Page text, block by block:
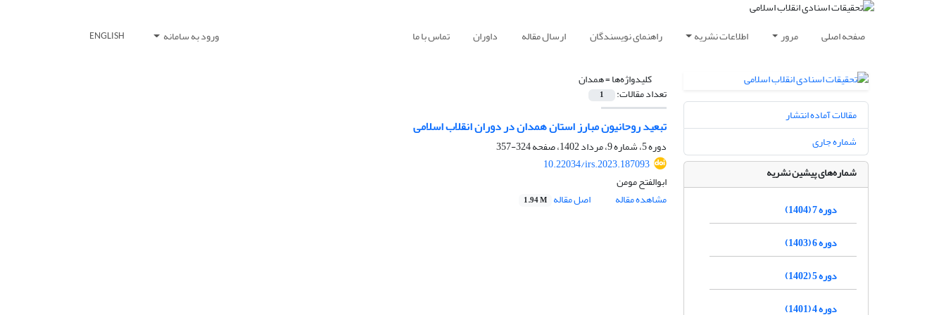
صفحه اصلی مرور اطلاعات نشریه راهنمای نویسندگان ارسال مقاله داوران تماس با ما ورود به سامانه ENGLISH
کلیدواژه‌ها =همدان
تعداد مقالات: 1
تبعید روحانیون مبارز استان همدان در دوران انقلاب اسلامی
دوره 5، شماره 9، مرداد 1402، صفحه
324-357
10.22034/irs.2023.187093
ابوالفتح مومن
مشاهده مقاله
اصل مقاله 1.94 M
مقالات آماده انتشار
شماره جاری
شماره‌های پیشین نشریه
دوره 7 (1404)
دوره 6 (1403)
دوره 5 (1402)
دوره 4 (1401)